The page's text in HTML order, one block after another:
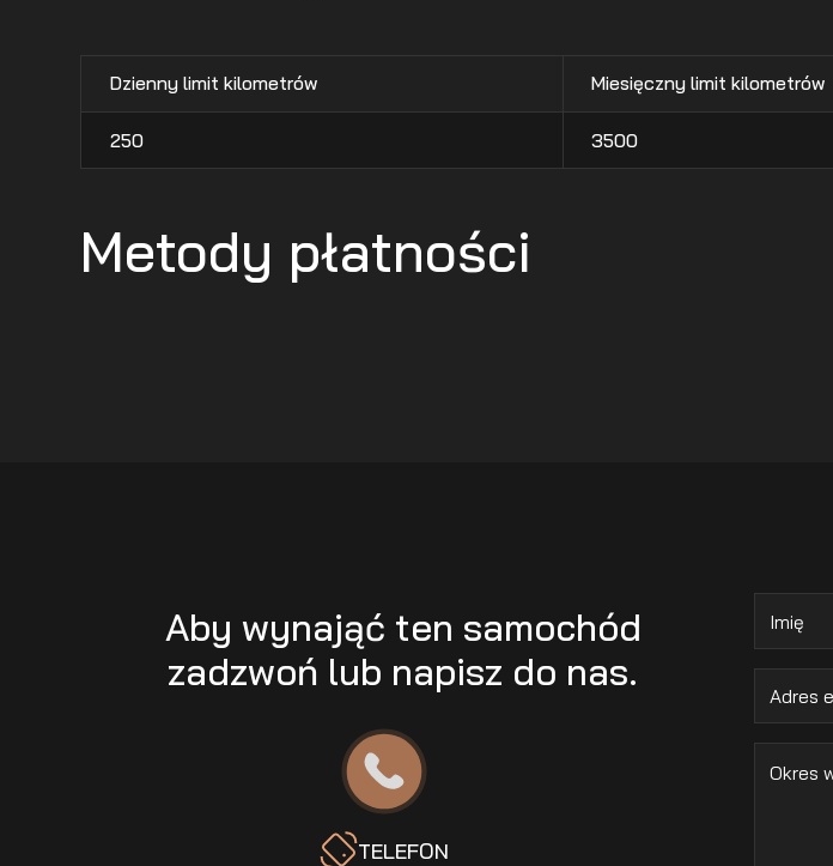
Dzienny limit kilometrów
250
Miesięczny limit kilometrów
3500
Metody płatności
Aby wynająć ten samochód
zadzwoń lub napisz do nas.
TELEFON